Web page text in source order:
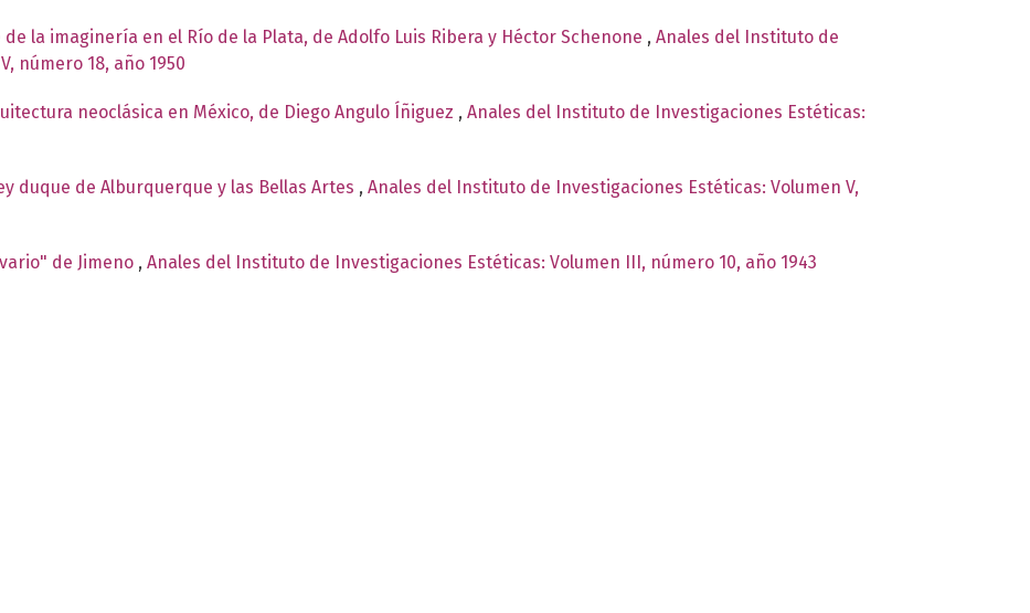
de la imaginería en el Río de la Plata, de Adolfo Luis Ribera y Héctor Schenone , Anales del Instituto de
número 18, año 1950
neoclásica en México, de Diego Angulo Íñiguez , Anales del Instituto de Investigaciones Estéticas:
duque de Alburquerque y las Bellas Artes , Anales del Instituto de Investigaciones Estéticas: Volumen V,
de Jimeno , Anales del Instituto de Investigaciones Estéticas: Volumen III, número 10, año 1943